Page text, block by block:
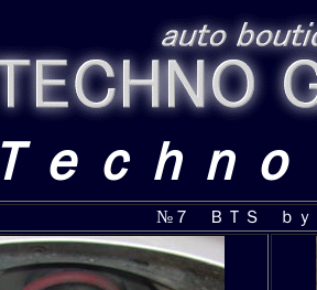
Ｔｅｃｈｎ
№７ ＢＴＳ ｂｙ